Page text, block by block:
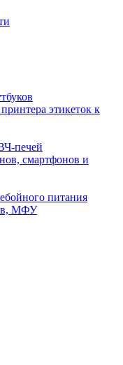
этикеток к
печей
смартфонов и
питания
МФУ